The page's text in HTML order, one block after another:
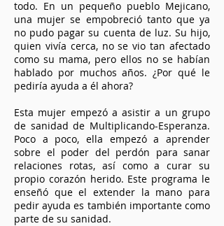
todo. En un pequeño pueblo Mejicano,
una mujer se empobreció tanto que ya
no pudo pagar su cuenta de luz. Su hijo,
quien vivía cerca, no se vio tan afectado
como su mama, pero ellos no se habían
hablado por muchos años. ¿Por qué le
pediría ayuda a él ahora?
Esta mujer empezó a asistir a un grupo
de sanidad de Multiplicando-Esperanza.
Poco a poco, ella empezó a aprender
sobre el poder del perdón para sanar
relaciones rotas, así como a curar su
propio corazón herido. Este programa le
enseñó que el extender la mano para
pedir ayuda es también importante como
parte de su sanidad.